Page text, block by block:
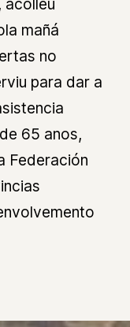
acolleu
mañá
no
para dar a
65 anos,
Federación